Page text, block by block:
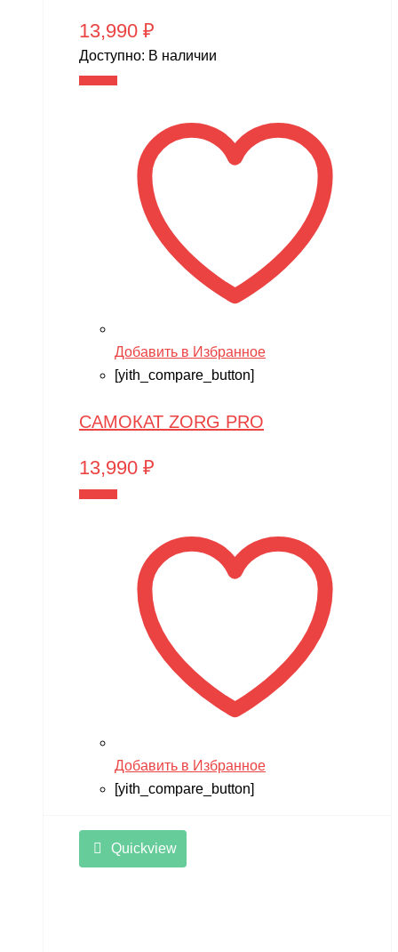
13,990 ₽
Доступно: В наличии
Добавить в Избранное
[yith_compare_button]
САМОКАТ ZORG PRO
13,990 ₽
Добавить в Избранное
[yith_compare_button]
Quickview